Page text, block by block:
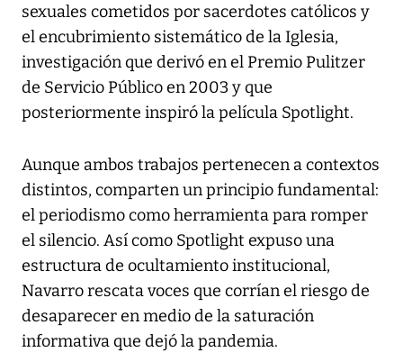
sexuales cometidos por sacerdotes católicos y
el encubrimiento sistemático de la Iglesia,
investigación que derivó en el Premio Pulitzer
de Servicio Público en 2003 y que
posteriormente inspiró la película Spotlight.
Aunque ambos trabajos pertenecen a contextos
distintos, comparten un principio fundamental:
el periodismo como herramienta para romper
el silencio. Así como Spotlight expuso una
estructura de ocultamiento institucional,
Navarro rescata voces que corrían el riesgo de
desaparecer en medio de la saturación
informativa que dejó la pandemia.